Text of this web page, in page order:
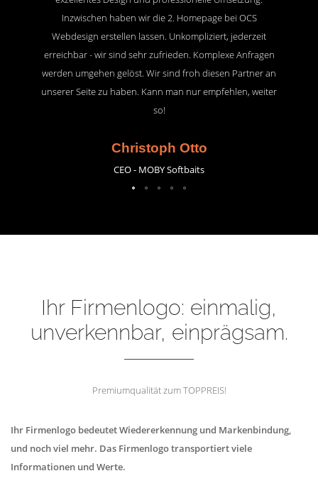
Inzwischen haben wir die 2. Homepage bei OCS
Webdesign erstellen lassen. Unkompliziert, jederzeit
erreichbar - wir sind sehr zufrieden. Komplexe Anfragen
werden umgehen gelöst. Wir sind froh diesen Partner an
unserer Seite zu haben. Kann man nur empfehlen, weiter
so!
Christoph Otto
CEO - MOBY Softbaits
Ihr Firmenlogo: einmalig,
unverkennbar, einprägsam.
Premiumqualität zum TOPPREIS!
Ihr Firmenlogo bedeutet Wiedererkennung und Markenbindung,
und noch viel mehr. Das Firmenlogo transportiert viele
Informationen und Werte.